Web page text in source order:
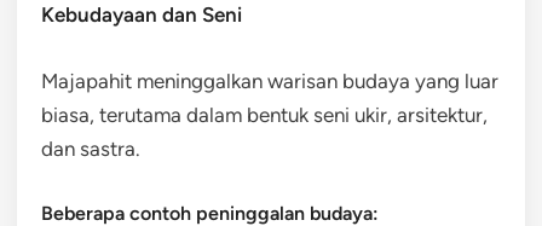
Kebudayaan dan Seni
Majapahit meninggalkan warisan budaya yang luar
biasa, terutama dalam bentuk seni ukir, arsitektur,
dan sastra.
Beberapa contoh peninggalan budaya: